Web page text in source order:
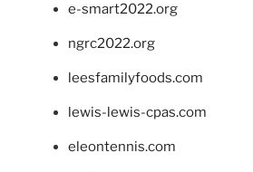
e-smart2022.org
ngrc2022.org
leesfamilyfoods.com
lewis-lewis-cpas.com
eleontennis.com